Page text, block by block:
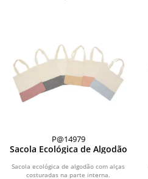
P@14979
Sacola Ecológica de Algodão
Sacola ecológica de algodão com alças
costuradas na parte interna.